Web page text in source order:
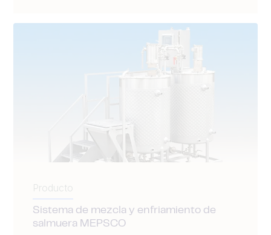
Producto
Sistema de mezcla y enfriamiento de
salmuera MEPSCO